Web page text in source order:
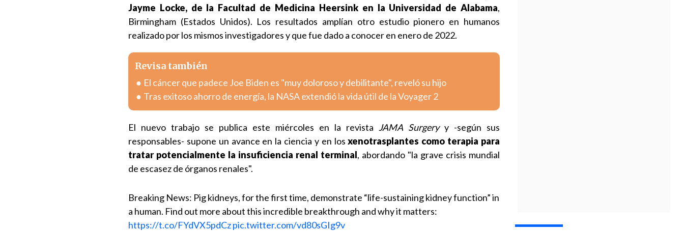
Jayme Locke, de la Facultad de Medicina Heersink en la Universidad de Alabama,
Birmingham (Estados Unidos). Los resultados amplían otro estudio pionero en humanos
realizado por los mismos investigadores y que fue dado a conocer en enero de 2022.
Revisa también
El cáncer que padece Joe Biden es "muy doloroso y debilitante", reveló su hijo
Tras exitoso ahorro de energía, la NASA extendió la vida útil de la Voyager 2
El nuevo trabajo se publica este miércoles en la revista JAMA Surgeryy -según sus
responsables- supone un avance en la ciencia y en los xenotrasplantes como terapia para
tratar potencialmente la insuficiencia renal terminal, abordando "la grave crisis mundial
de escasez de órganos renales".
Breaking News: Pig kidneys, for the first time, demonstrate “life-sustaining kidney function” in
a human. Find out more about this incredible breakthrough and why it matters:
https://t.co/FYdVX5pdCzpic.twitter.com/vd80sGIg9v